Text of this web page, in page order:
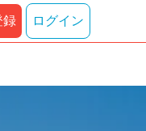
録 ログイン